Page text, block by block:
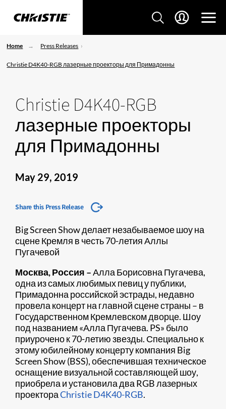
Home Press Releases
Christie D4K40-RGB лазерные проекторы для Примадонны
Christie D4K40-RGB
лазерные проекторы
для Примадонны
May 29, 2019
Share this Press Release
Big Screen Show делает незабываемое шоу на
сцене Кремля в честь 70-летия Аллы
Пугачевой
Москва, Россия –Алла Борисовна Пугачева,
одна из самых любимых певиц у публики,
Примадонна российской эстрады, недавно
провела концерт на главной сцене страны – в
Государственном Кремлевском дворце. Шоу
под названием «Алла Пугачева. PS» было
приурочено к 70-летию звезды. Специально к
этому юбилейному концерту компания Big
Screen Show (BSS), обеспечившая техническое
оснащение визуальной составляющей шоу,
приобрела и установила два RGB лазерных
проектораChristie D4K40-RGB.